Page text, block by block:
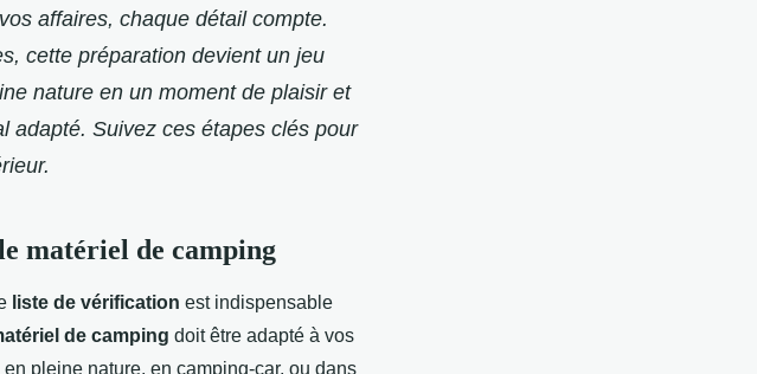
affaires, chaque détail compte.
cette préparation devient un jeu
nature en un moment de plaisir et
adapté. Suivez ces étapes clés pour
matériel de camping
liste de vérification est indispensable
de camping doit être adapté à vos
pleine nature, en camping-car, ou dans